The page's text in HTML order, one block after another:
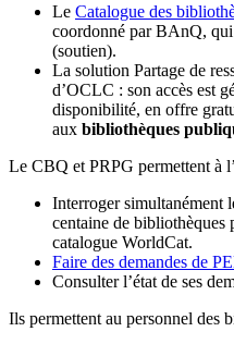
Le Catalogue des
coordonné par BAnQ, qui
(soutien).
La solution Partage de
d’OCLC : son accès est
disponibilité, en offre
aux bibliothèques
Le CBQ et PRPG permettent à
Interroger simultanément
centaine de bibliothèques
catalogue WorldCat.
Faire des demandes de
Consulter l’état de ses
Ils permettent au personnel des